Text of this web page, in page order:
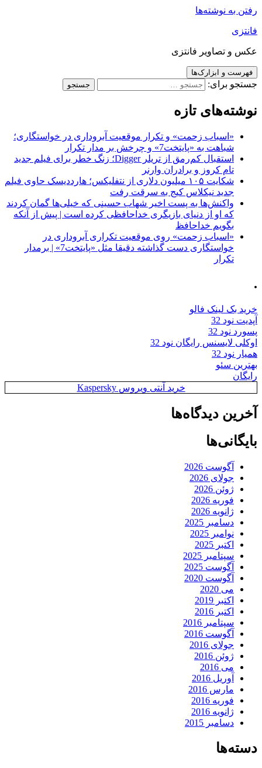
رفتن به نوشته‌ها
فانتزی
عکس و تصاویر فانتزی
فهرست و ابزارک‌ها
جستجو برای:
نوشته‌های تازه
«اسباب زحمت» و تکرار موقعیت آبروداری در خواستگاری؛
شباهت به «پایتخت7» و چرخش بر مدار تکرار
استقبال کم‌رمق از تریلر Digger؛ زنگ خطر برای فیلم جدید
تام کروز و برادران وارنر
شکایت ۱۰۵ میلیون دلاری از نتفلیکس؛ هارددیسک حاوی فیلم
جدید نیکلاس کیج به سرقت رفت
واکنش‌ها به پست اخیر شهاب حسینی که خیلی‌ها گمان کردند
که او از دنیای بازیگری خداحافظی کرده است | پیش از آنکه
بگویم خداحافظ
«اسباب زحمت» روی موقعیت تکراری آبروداری در
خواستگاری دست گذاشته دقیقا مثل «پایتخت7» | برمدار
تکرار
.
خرید بک لینک فالو
آپدیت نود 32
پسورد نود 32
اوکلی لایسنس رایگان نود 32
همیار نود 32
بهترین سئو
رایگان
خرید آنتی ویروس Kaspersky
آخرین دیدگاه‌ها
بایگانی‌ها
آگوست 2026
جولای 2026
ژوئن 2026
فوریه 2026
ژانویه 2026
دسامبر 2025
نوامبر 2025
اکتبر 2025
سپتامبر 2025
آگوست 2025
آگوست 2020
می 2020
اکتبر 2019
اکتبر 2016
سپتامبر 2016
آگوست 2016
جولای 2016
ژوئن 2016
می 2016
آوریل 2016
مارس 2016
فوریه 2016
ژانویه 2016
دسامبر 2015
دسته‌ها